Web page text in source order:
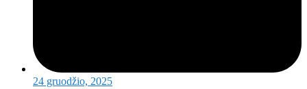
24 gruodžio, 2025